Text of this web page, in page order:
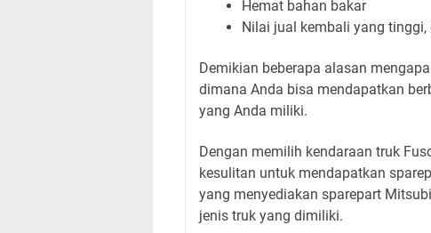
Hemat bahan bakar
Nilai jual kembali yang tinggi,
Demikian beberapa alasan
dimana Anda bisa mendapatkan
yang Anda miliki.
Dengan memilih kendaraan truk
kesulitan untuk mendapatkan
yang menyediakan sparepart
jenis truk yang dimiliki.